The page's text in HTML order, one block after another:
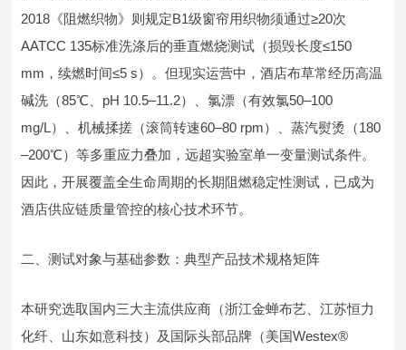
2018《阻燃织物》则规定B1级窗帘用织物须通过≥20次
AATCC 135标准洗涤后的垂直燃烧测试（损毁长度≤150
mm，续燃时间≤5 s）。但现实运营中，酒店布草常经历高温
碱洗（85℃、pH 10.5–11.2）、氯漂（有效氯50–100
mg/L）、机械揉搓（滚筒转速60–80 rpm）、蒸汽熨烫（180
–200℃）等多重应力叠加，远超实验室单一变量测试条件。
因此，开展覆盖全生命周期的长期阻燃稳定性测试，已成为
酒店供应链质量管控的核心技术环节。
二、测试对象与基础参数：典型产品技术规格矩阵
本研究选取国内三大主流供应商（浙江金蝉布艺、江苏恒力
化纤、山东如意科技）及国际头部品牌（美国Westex®